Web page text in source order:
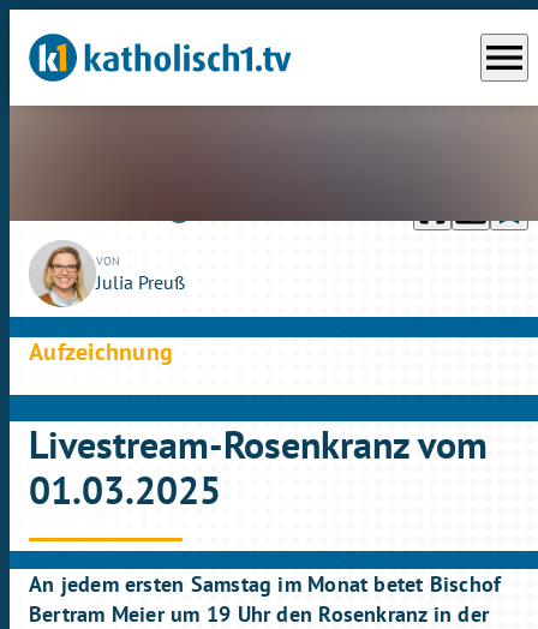
menu
VON
Julia Preuß
Aufzeichnung
Livestream-Rosenkranz vom
01.03.2025
An jedem ersten Samstag im Monat betet Bischof
Bertram Meier um 19 Uhr den Rosenkranz in der